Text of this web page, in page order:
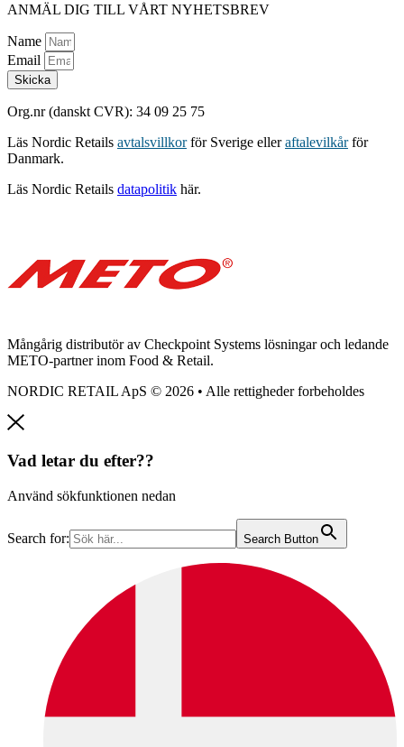
ANMÄL DIG TILL VÅRT NYHETSBREV
Name
Email
Skicka
Org.nr (danskt CVR): 34 09 25 75
Läs Nordic Retails avtalsvillkor för Sverige elleraftalevilkår för
Danmark.
Läs Nordic Retails datapolitik här.
Mångårig distributör av Checkpoint Systems lösningar och ledande
METO-partner inom Food & Retail.
NORDIC RETAIL ApS © 2026 • Alle rettigheder forbeholdes
Vad letar du efter??
Använd sökfunktionen nedan
Search for: Search Button